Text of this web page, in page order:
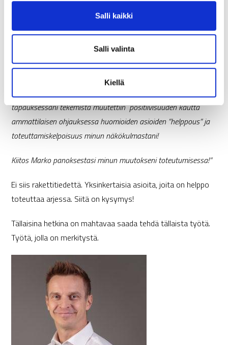
Salli kaikki
Salli valinta
Kiellä
virkeystasoni on nykyisin aivan erilainen kuin ennen ja minulla
myös koko perheemme ruokailutottumukset ovat muuttuneet.
Näitä hienoja muutoksia voisi kirjoittaa vaikka kuinka pitkän
listan.
Mikäli haluat parempia tuloksia pitää tekemistä muuttaa. Minun
tapauksessani tekemistä muutettiin positiivisuuden kautta
ammattilaisen ohjauksessa huomioiden asioiden ”helppous” ja
toteuttamiskelpoisuus minun näkökulmastani!
Kiitos Marko panoksestasi minun muutokseni toteutumisessa!”
Ei siis rakettitiedettä. Yksinkertaisia asioita, joita on helppo
toteuttaa arjessa. Siitä on kysymys!
Tällaisina hetkina on mahtavaa saada tehdä tällaista työtä.
Työtä, jolla on merkitystä.